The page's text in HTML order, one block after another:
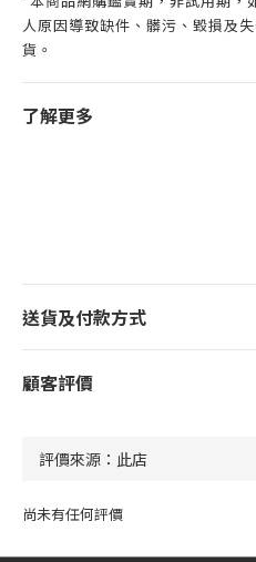
人原因導致缺件、髒污、毀損及
貨。
了解更多
送貨及付款方式
顧客評價
尚未有任何評價